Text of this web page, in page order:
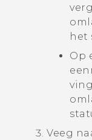
het
Op
Veeg